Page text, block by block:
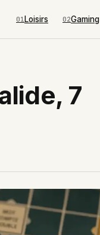
01 Loisirs 02Gaming
7